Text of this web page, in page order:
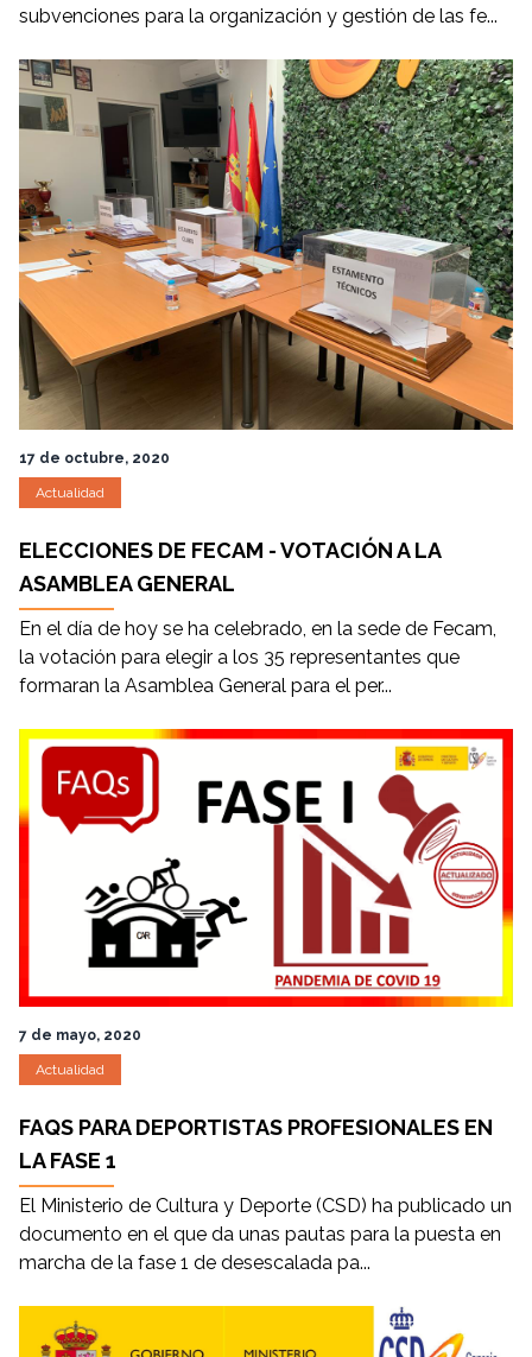
subvenciones para la organización y gestión de las fe...
17 de octubre, 2020
Actualidad
ELECCIONES DE FECAM - VOTACIÓN A LA
ASAMBLEA GENERAL
En el día de hoy se ha celebrado, en la sede de Fecam,
la votación para elegir a los 35 representantes que
formaran la Asamblea General para el per...
7 de mayo, 2020
Actualidad
FAQS PARA DEPORTISTAS PROFESIONALES EN
LA FASE 1
El Ministerio de Cultura y Deporte (CSD) ha publicado un
documento en el que da unas pautas para la puesta en
marcha de la fase 1 de desescalada pa...